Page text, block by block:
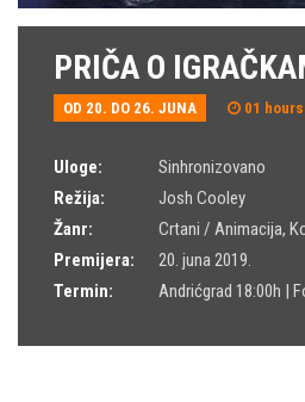
PRIČA O
OD 20. DO 26. JUNA 01
Uloge:
Sinhronizovano
Režija:
Josh Cooley
Žanr:
Crtani / Animacija,
Premijera:
20. juna 2019.
Termin:
Andrićgrad 18:00h |